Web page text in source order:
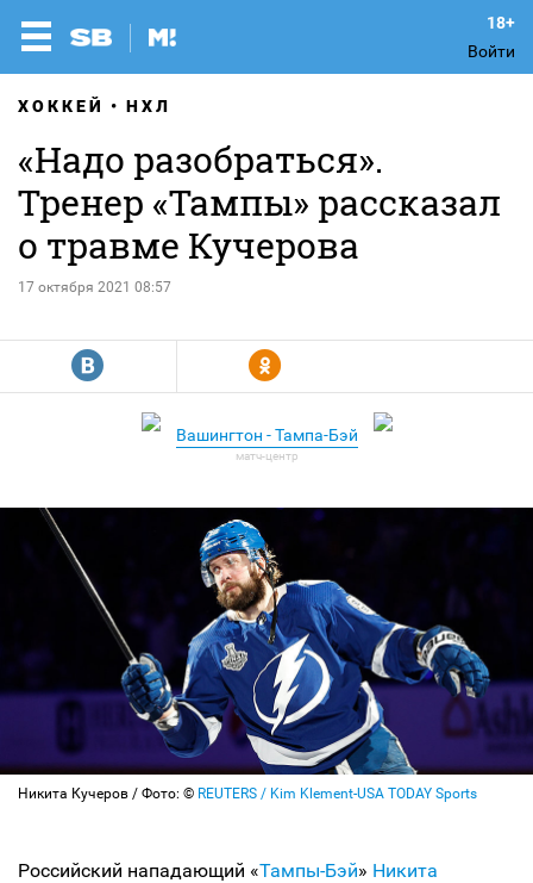
Войти
ХОККЕЙ НХЛ
«Надо разобраться».
Тренер «Тампы» рассказал
о травме Кучерова
17 октября 2021 08:57
R Y
Вашингтон - Тампа-Бэй
Никита Кучеров / Фото: © REUTERS / Kim Klement-USA TODAY Sports
Российский нападающий «Тампы-Бэй» Никита